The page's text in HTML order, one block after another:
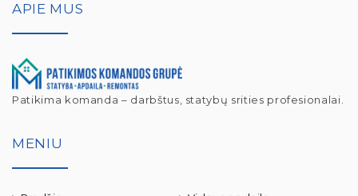
APIE MUS
Patikima komanda – darbštus, statybų srities profesionalai.
MENIU